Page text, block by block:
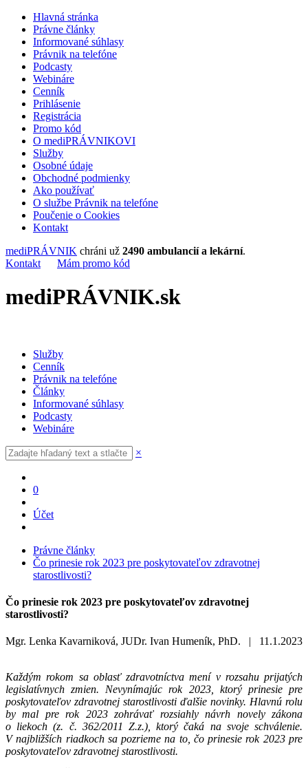
Hlavná stránka
Právne články
Informované súhlasy
Právnik na telefóne
Podcasty
Webináre
Cenník
Prihlásenie
Registrácia
Promo kód
O mediPRÁVNIKOVI
Služby
Osobné údaje
Obchodné podmienky
Ako používať
O službe Právnik na telefóne
Poučenie o Cookies
Kontakt
mediPRÁVNIK chráni už 2490 ambulancií a lekární.
Kontakt
Mám promo kód
mediPRÁVNIK.sk
Služby
Cenník
Právnik na telefóne
Články
Informované súhlasy
Podcasty
Webináre
×
0
Účet
Právne články
Čo prinesie rok 2023 pre poskytovateľov zdravotnej
starostlivosti?
Čo prinesie rok 2023 pre poskytovateľov zdravotnej
starostlivosti?
Mgr. Lenka Kavarniková, JUDr. Ivan Humeník, PhD. | 11.1.2023
Každým rokom sa oblasť zdravotníctva mení v rozsahu prijatých
legislatívnych zmien. Nevynímajúc rok 2023, ktorý prinesie pre
poskytovateľov zdravotnej starostlivosti ďalšie novinky. Hlavnú rolu
by mal pre rok 2023 zohrávať rozsiahly návrh novely zákona
o liekoch (z. č. 362/2011 Z.z.), ktorý čaká na svoje schválenie.
V najbližších riadkoch sa pozrieme na to, čo prinesie rok 2023 pre
poskytovateľov zdravotnej starostlivosti.